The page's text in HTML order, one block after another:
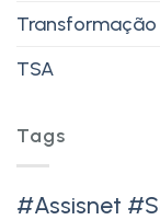
TSA
Tags
#Assisnet